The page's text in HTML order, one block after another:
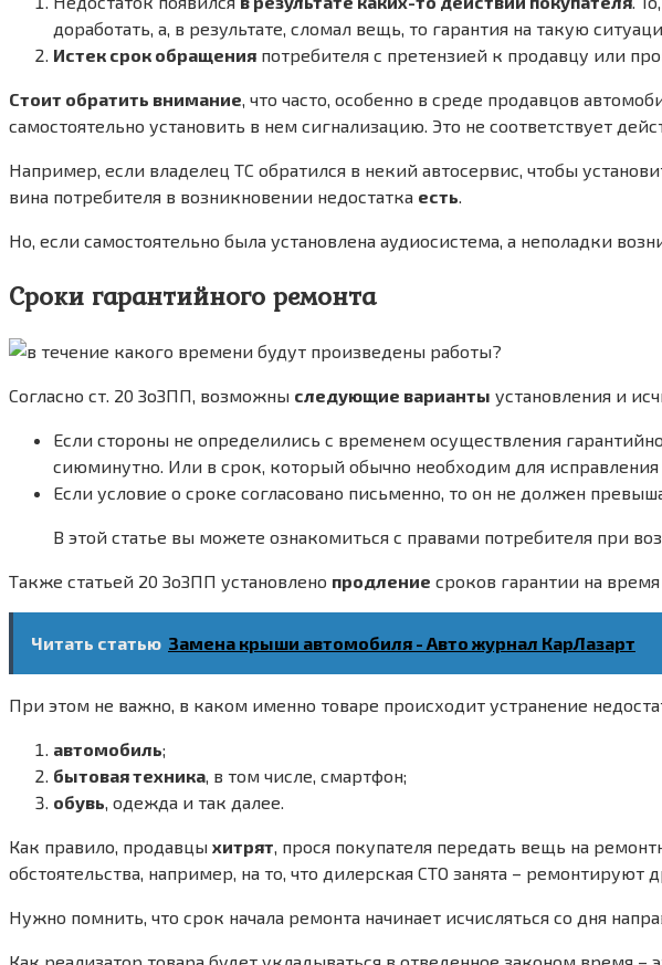
доработать, а, в результате, сломал вещь, то гарантия на такую
Истек срок обращения потребителя с претензией к продавцу или
Стоит обратить внимание, что часто, особенно в среде продавцов
самостоятельно установить в нем сигнализацию. Это не соответствует
Например, если владелец ТС обратился в некий автосервис, чтобы
вина потребителя в возникновении недостатка есть.
Но, если самостоятельно была установлена аудиосистема, а неполадки
Сроки гарантийного ремонта
Согласно ст. 20 ЗоЗПП, возможны следующие варианты установления и
Если стороны не определились с временем осуществления
сиюминутно. Или в срок, который обычно необходим для
Если условие о сроке согласовано письменно, то он не должен
В этой статье вы можете ознакомиться с правами потребителя при
Также статьей 20 ЗоЗПП установлено продление сроков гарантии на
Читать статью Замена крыши автомобиля - Авто журнал КарЛазарт
При этом не важно, в каком именно товаре происходит устранение
автомобиль;
бытовая техника, в том числе, смартфон;
обувь, одежда и так далее.
Как правило, продавцы хитрят, прося покупателя передать вещь на
обстоятельства, например, на то, что дилерская СТО занята – ремонтируют
Нужно помнить, что срок начала ремонта начинает исчисляться со дня